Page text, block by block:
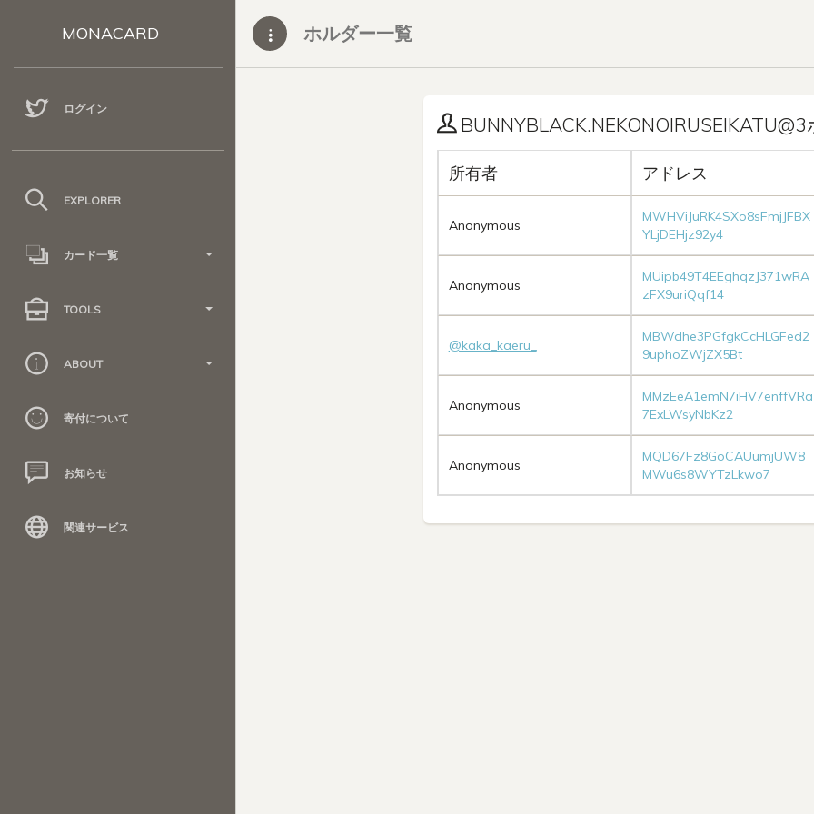
MONACARD
ログイン
EXPLORER
カード一覧
TOOLS
ABOUT
寄付について
お知らせ
関連サービス
ホルダー一覧
所有者 アドレス
Anonymous
MWHViJuRK4SXo8sFmjJFBX
YLjDEHjz92y4
Anonymous
MUipb49T4EEghqzJ371wRA
zFX9uriQqf14
@kaka_kaeru_
MBWdhe3PGfgkCcHLGFed2
9uphoZWjZX5Bt
Anonymous
MMzEeA1emN7iHV7enffVRa
7ExLWsyNbKz2
Anonymous
MQD67Fz8GoCAUumjUW8
MWu6s8WYTzLkwo7